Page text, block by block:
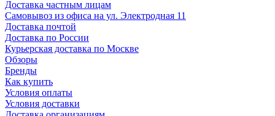
Доставка частным лицам
Самовывоз из офиса на ул. Электродная 11
Доставка почтой
Доставка по России
Курьерская доставка по Москве
Обзоры
Бренды
Как купить
Условия оплаты
Условия доставки